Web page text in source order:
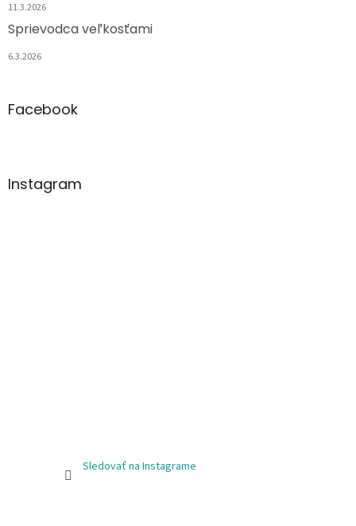
11.3.2026
Sprievodca veľkosťami
6.3.2026
Facebook
Instagram
Sledovať na Instagrame